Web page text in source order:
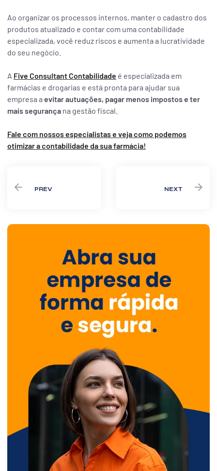
Ao organizar os processos internos, manter o cadastro dos
produtos atualizado e contar com uma contabilidade
especializada, você reduz riscos e aumenta a lucratividade
do seu negócio.
A Five ConsultantContabilidade é especializada em
farmácias e drogarias e está pronta para ajudar sua
empresa a evitar autuações, pagar menos impostos e ter
mais segurança na gestão fiscal.
Fale com nossos especialistas e veja como podemos
otimizar a contabilidade da sua farmácia!
PREV NEXT